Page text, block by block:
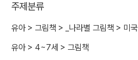
주제분류
유아> 그림책 > _나라별 그림책 > 미국
유아> 4~7세 > 그림책